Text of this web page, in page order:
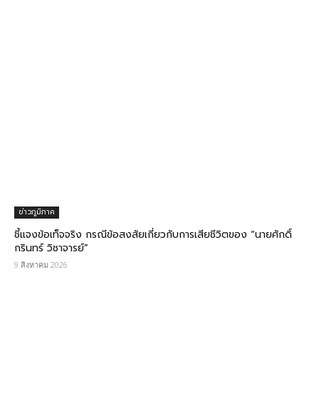
ข่าวภูมิภาค
ชี้แจงข้อเท็จจริง กรณีข้อสงสัยเกี่ยวกับการเสียชีวิตของ “นายศักดิ์
กรินทร์ วิชาจารย์”
9 สิงหาคม 2026